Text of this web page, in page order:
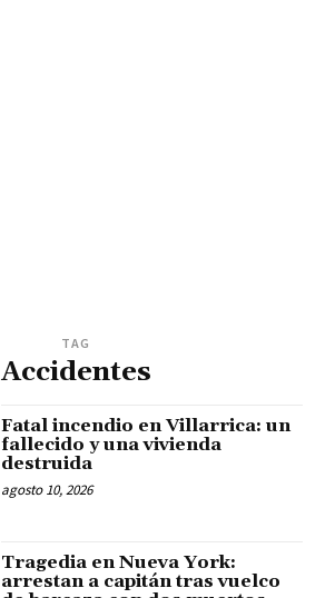
TAG
Accidentes
Fatal incendio en Villarrica: un
fallecido y una vivienda
destruida
agosto 10, 2026
Tragedia en Nueva York:
arrestan a capitán tras vuelco